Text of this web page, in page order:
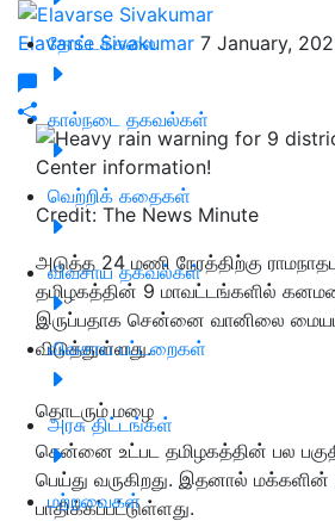
தோட்டக்கலை
கால்நடை தகவல்கள்
வெற்றிக் கதைகள்
விவசாய தகவல்கள்
விவசாய பட்டறைகள்
அரசு திட்டங்கள்
மற்றவைகள்
Elavarse Sivakumar 7 January,
Credit: The News Minute
அடுத்த 24 மணி நேரத்திற்கு
தமிழகத்தின் 9 மாவட்டங்களில்
இருப்பதாக சென்னை வானிலை
விடுத்துள்ளது.
தொடரும் மழை
சென்னை உட்பட தமிழகத்தின் பல
பெய்து வருகிறது. இதனால்
பாதிக்கப்பட்டுள்ளது.